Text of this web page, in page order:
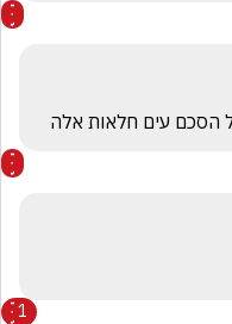
הסכם עים חלאות אלה
1